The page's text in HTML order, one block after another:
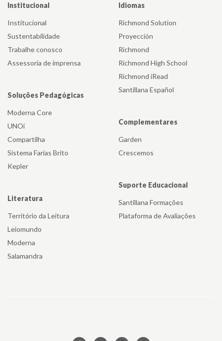
Institucional
Institucional
Sustentabilidade
Trabalhe conosco
Assessoria de imprensa
Soluções Pedagógicas
Moderna Core
UNOi
Compartilha
Sistema Farias Brito
Kepler
Literatura
Território da Leitura
Leiomundo
Moderna
Salamandra
Idiomas
Richmond Solution
Proyección
Richmond
Richmond High School
Richmond iRead
Santillana Español
Complementares
Garden
Crescemos
Suporte Educacional
Santillana Formações
Plataforma de Avaliações